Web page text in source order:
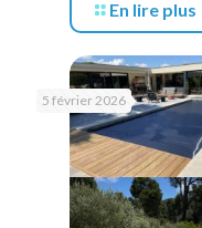
En lire plus
5 février 2026